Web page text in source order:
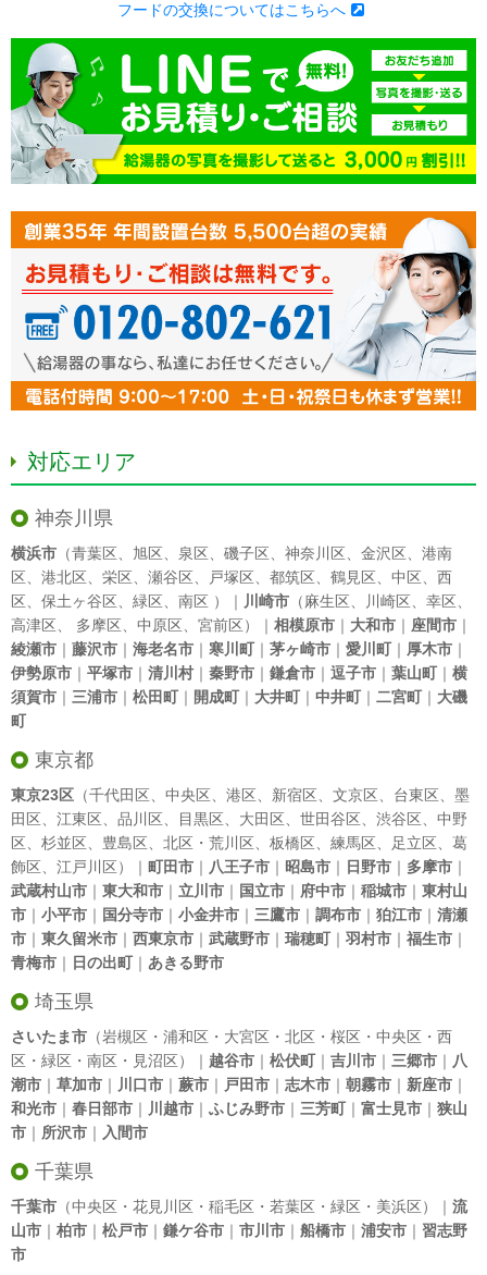
フードの交換についてはこちらへ
対応エリア
神奈川県
横浜市 （青葉区 旭区 泉区 磯子区 神奈川区 金沢区
港南
区
港北区 栄区 瀬谷区 戸塚区 都筑区 鶴見区 中区
西
区
保土ヶ谷区 緑区 南区 ）｜ 川崎市 （麻生区 川崎区 幸区
高津区
多摩区 中原区 宮前区）｜ 相模原市 ｜ 大和市 ｜ 座間市 ｜
綾瀬市 ｜ 藤沢市 ｜ 海老名市 ｜ 寒川町｜ 茅ヶ崎市 ｜ 愛川町｜ 厚木市 ｜
伊勢原市 ｜ 平塚市 ｜ 清川村｜ 秦野市 ｜ 鎌倉市 ｜ 逗子市 ｜ 葉山町｜ 横
須賀市 ｜ 三浦市 ｜ 松田町｜ 開成町｜ 大井町｜ 中井町｜ 二宮町｜ 大磯
町
東京都
東京23区 （千代田区 中央区 港区 新宿区 文京区 台東区
墨
田区
江東区 品川区 目黒区 大田区 世田谷区 渋谷区
中野
区
杉並区 豊島区 北区 ・ 荒川区 板橋区 練馬区 足立区
葛
飾区
江戸川区）｜ 町田市 ｜ 八王子市 ｜ 昭島市 ｜ 日野市 ｜ 多摩市 ｜
武蔵村山市 ｜ 東大和市 ｜ 立川市 ｜ 国立市 ｜ 府中市 ｜ 稲城市 ｜ 東村山
市 ｜ 小平市 ｜ 国分寺市 ｜ 小金井市 ｜ 三鷹市 ｜ 調布市 ｜ 狛江市 ｜ 清瀬
市 ｜ 東久留米市 ｜ 西東京市 ｜ 武蔵野市 ｜ 瑞穂町｜ 羽村市 ｜ 福生市 ｜
青梅市 ｜ 日の出町｜ あきる野市
埼玉県
さいたま市 （岩槻区・浦和区・大宮区・北区・桜区・中央区・西
区・緑区・南区・見沼区）｜ 越谷市 ｜ 松伏町｜ 吉川市 ｜ 三郷市 ｜ 八
潮市 ｜ 草加市 ｜ 川口市 ｜ 蕨市 ｜ 戸田市 ｜ 志木市 ｜ 朝霧市 ｜ 新座市 ｜
和光市 ｜ 春日部市 ｜ 川越市 ｜ ふじみ野市 ｜ 三芳町｜ 富士見市 ｜ 狭山
市 ｜ 所沢市 ｜ 入間市
千葉県
千葉市 （中央区・花見川区・稲毛区・若葉区・緑区・美浜区）｜ 流
山市 ｜ 柏市 ｜ 松戸市 ｜ 鎌ケ谷市 ｜ 市川市 ｜ 船橋市 ｜ 浦安市 ｜ 習志野
市